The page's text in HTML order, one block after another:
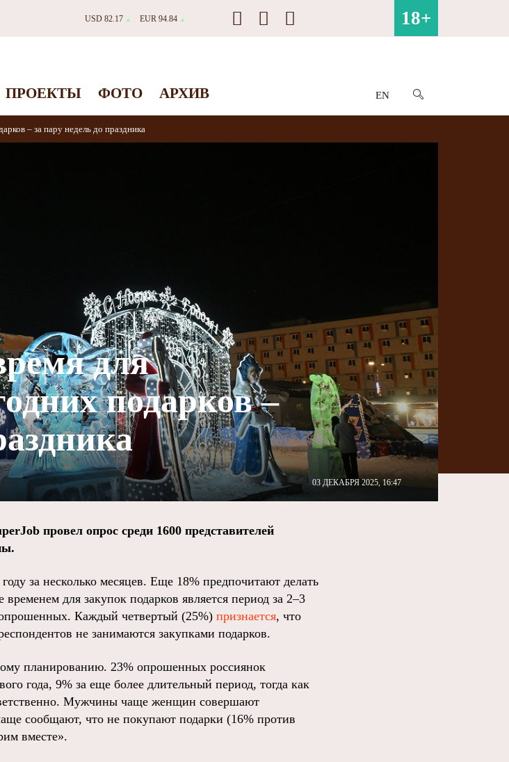
USD 82.17 ▲ EUR 94.84 ▲ 18+
ПРОЕКТЫ ФОТО АРХИВ EN
– за пару недель до праздника
для
подарков –
03 ДЕКАБРЯ 2025, 16:47
провел опрос среди 1600 представителей
за несколько месяцев. Еще 18% предпочитают делать
для закупок подарков является период за 2–3
Каждый четвертый (25%) признается, что
не занимаются закупками подарков.
планированию. 23% опрошенных россиянок
года, 9% за еще более длительный период, тогда как
Мужчины чаще женщин совершают
сообщают, что не покупают подарки (16% против
вместе».